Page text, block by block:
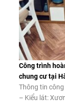
Công trình
chung cư tại
Thông tin
– Kiểu lát: